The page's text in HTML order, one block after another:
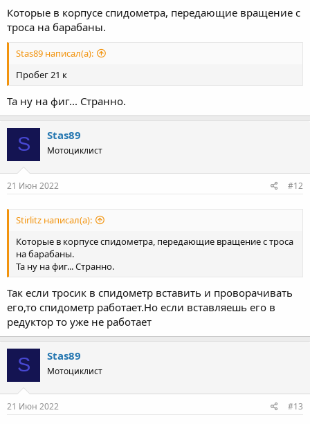
Которые в корпусе спидометра, передающие вращение с
троса на барабаны.
Stas89 написал(а):
Пробег 21 к
Та ну на фиг... Странно.
S Stas89
Мотоциклист
21 Июн 2022 #12
Stirlitz написал(а):
Которые в корпусе спидометра, передающие вращение с троса
на барабаны.
Та ну на фиг... Странно.
Так если тросик в спидометр вставить и проворачивать
его,то спидометр работает.Но если вставляешь его в
редуктор то уже не работает
S Stas89
Мотоциклист
21 Июн 2022 #13